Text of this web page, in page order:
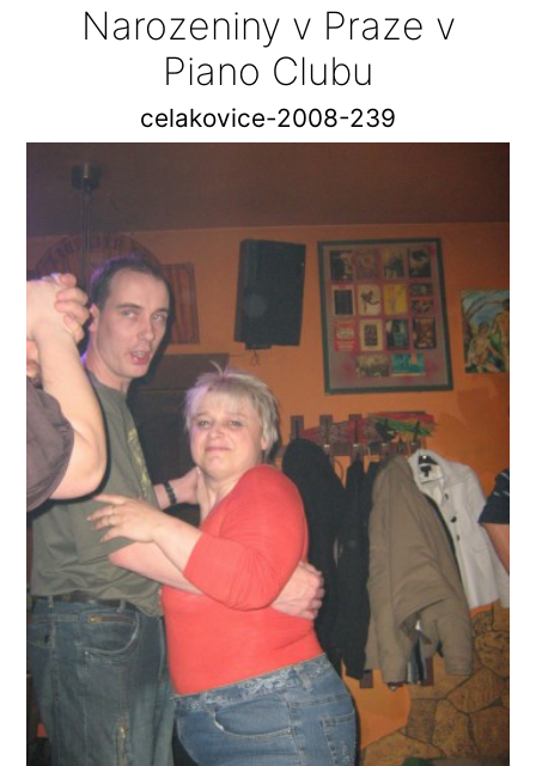
Narozeniny v Praze v
Piano Clubu
celakovice-2008-239